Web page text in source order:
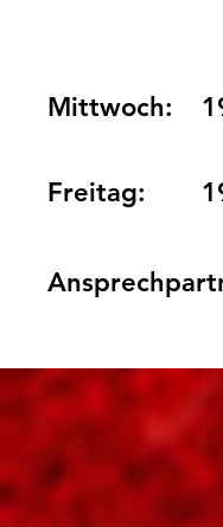
Mittwoch:
Freitag: